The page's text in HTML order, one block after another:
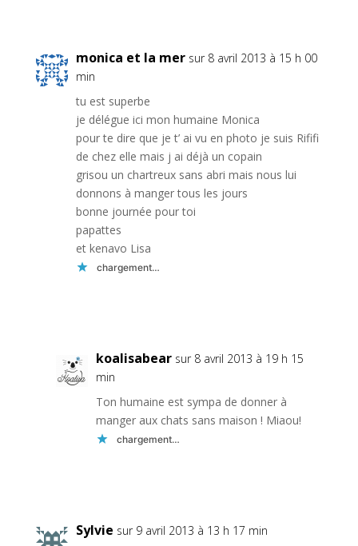
monica et la mer sur 8 avril 2013 à 15 h 00
min
tu est superbe
je délégue ici mon humaine Monica
pour te dire que je t’ ai vu en photo je suis Rififi
de chez elle mais j ai déjà un copain
grisou un chartreux sans abri mais nous lui
donnons à manger tous les jours
bonne journée pour toi
papattes
et kenavo Lisa
chargement…
koalisabear sur 8 avril 2013 à 19 h 15
min
Ton humaine est sympa de donner à
manger aux chats sans maison ! Miaou!
chargement…
Sylvie sur 9 avril 2013 à 13 h 17 min